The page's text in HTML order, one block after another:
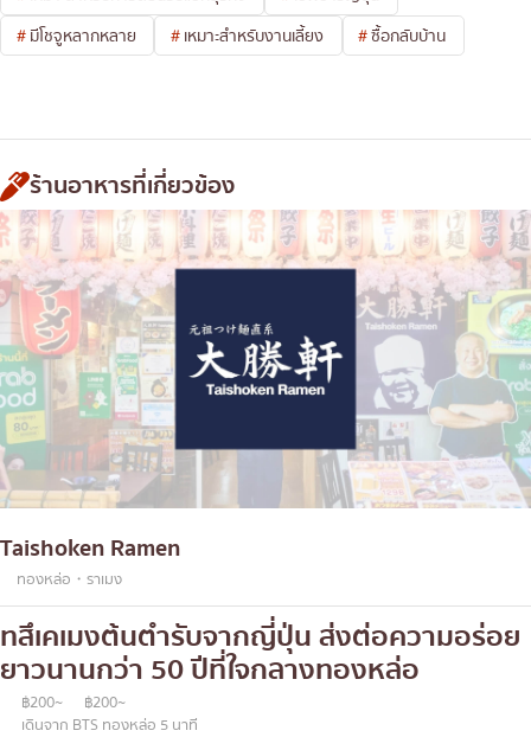
มีโชจูหลากหลาย
เหมาะสำหรับงานเลี้ยง ซื้อกลับบ้าน
ร้านอาหารที่เกี่ยวข้อง
Taishoken Ramen
ทองหล่อ・ราเมง
ทสึเคเมงต้นตำรับจากญี่ปุ่น ส่งต่อความอร่อย
ยาวนานกว่า 50 ปีที่ใจกลางทองหล่อ
฿200~
฿200~
เดินจาก BTS ทองหล่อ 5 นาที